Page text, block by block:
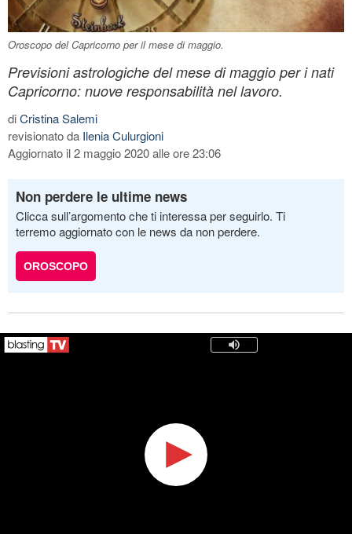
Oroscopo del Capricorno per il mese di maggio.
Previsioni astrologiche del mese di maggio per i nati
Capricorno: nuove responsabilità nel lavoro.
diCristina Salemi
revisionato da Ilenia Culurgioni
Aggiornato il 2 maggio 2020 alle ore 23:06
Non perdere le ultime news
Clicca sull’argomento che ti interessa per seguirlo. Ti
terremo aggiornato con le news da non perdere.
OROSCOPO